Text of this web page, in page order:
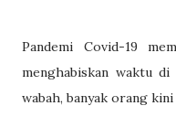
Pandemi Covid-19
menghabiskan waktu
wabah, banyak orang